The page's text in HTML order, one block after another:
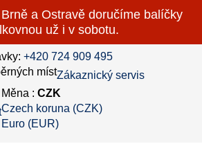
a Ostravě doručíme balíčky
už i v sobotu.
+420 724 909 495
místZákaznický servis
Měna : CZK
Czech koruna (CZK)
Euro (EUR)